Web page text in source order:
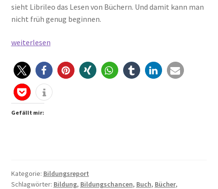
sieht Librileo das Lesen von Büchern. Und damit kann man
nicht früh genug beginnen.
Pippi
tot
weiterlesen
Gefällt mir:
Kategorie: Bildungsreport
Schlagwörter: Bildung, Bildungschancen, Buch, Bücher,